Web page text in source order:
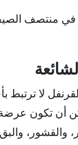
في منتصف
لا ترتبط
أن تكون
والقشور،